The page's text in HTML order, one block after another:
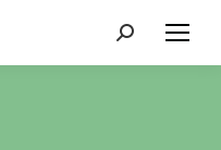
Zoeken: